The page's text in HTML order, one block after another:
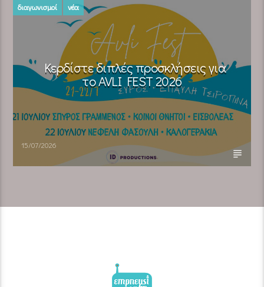
διαγωνισμοί νέα
Κερδίστε διπλές προσκλήσεις για
το AVLI FEST 2026
15/07/2026